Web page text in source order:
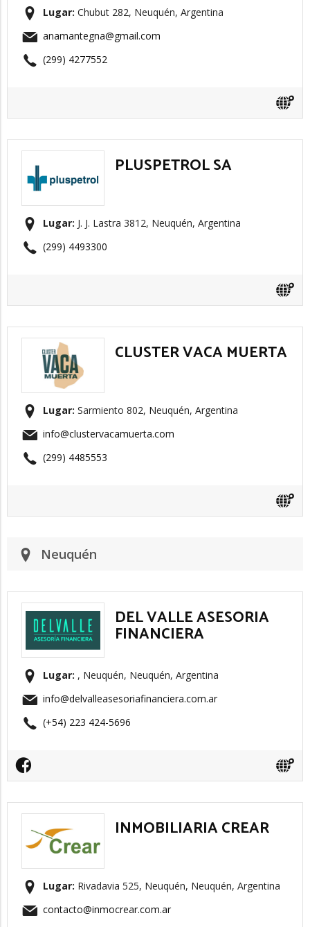
Lugar: Chubut 282, Neuquén, Argentina
anamantegna@gmail.com
(299) 4277552
PLUSPETROL SA
Lugar: J. J. Lastra 3812, Neuquén, Argentina
(299) 4493300
CLUSTER VACA MUERTA
Lugar: Sarmiento 802, Neuquén, Argentina
info@clustervacamuerta.com
(299) 4485553
Neuquén
DEL VALLE ASESORIA
FINANCIERA
Lugar: , Neuquén, Neuquén, Argentina
info@delvalleasesoriafinanciera.com.ar
(+54) 223 424-5696
INMOBILIARIA CREAR
Lugar: Rivadavia 525, Neuquén, Neuquén, Argentina
contacto@inmocrear.com.ar